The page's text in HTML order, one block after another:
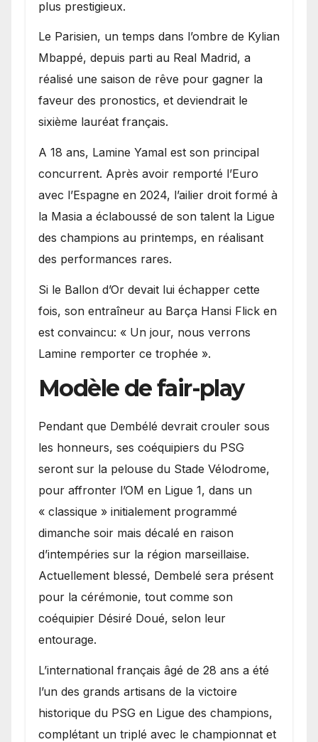
plus prestigieux.
Le Parisien, un temps dans l’ombre de Kylian
Mbappé, depuis parti au Real Madrid, a
réalisé une saison de rêve pour gagner la
faveur des pronostics, et deviendrait le
sixième lauréat français.
A 18 ans, Lamine Yamal est son principal
concurrent. Après avoir remporté l’Euro
avec l’Espagne en 2024, l’ailier droit formé à
la Masia a éclaboussé de son talent la Ligue
des champions au printemps, en réalisant
des performances rares.
Si le Ballon d’Or devait lui échapper cette
fois, son entraîneur au Barça Hansi Flick en
est convaincu: « Un jour, nous verrons
Lamine remporter ce trophée ».
Modèle de fair-play
Pendant que Dembélé devrait crouler sous
les honneurs, ses coéquipiers du PSG
seront sur la pelouse du Stade Vélodrome,
pour affronter l’OM en Ligue 1, dans un
« classique » initialement programmé
dimanche soir mais décalé en raison
d’intempéries sur la région marseillaise.
Actuellement blessé, Dembelé sera présent
pour la cérémonie, tout comme son
coéquipier Désiré Doué, selon leur
entourage.
L’international français âgé de 28 ans a été
l’un des grands artisans de la victoire
historique du PSG en Ligue des champions,
complétant un triplé avec le championnat et